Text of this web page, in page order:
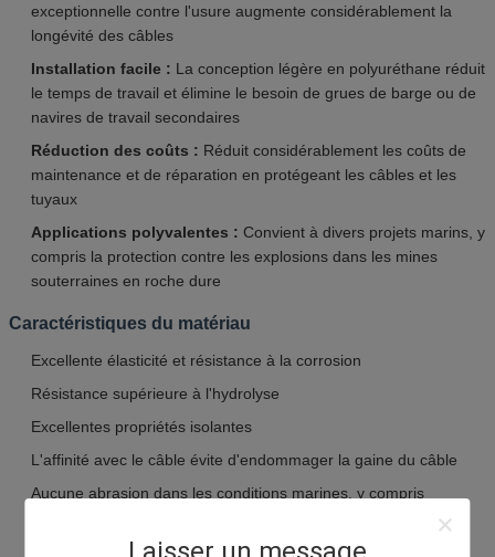
exceptionnelle contre l'usure augmente considérablement la
longévité des câbles
Installation facile : La conception légère en polyuréthane réduit
le temps de travail et élimine le besoin de grues de barge ou de
navires de travail secondaires
Réduction des coûts : Réduit considérablement les coûts de
maintenance et de réparation en protégeant les câbles et les
tuyaux
Applications polyvalentes : Convient à divers projets marins, y
compris la protection contre les explosions dans les mines
souterraines en roche dure
Caractéristiques du matériau
Excellente élasticité et résistance à la corrosion
Résistance supérieure à l'hydrolyse
Excellentes propriétés isolantes
L'affinité avec le câble évite d'endommager la gaine du câble
Aucune abrasion dans les conditions marines, y compris
Durabilité dépassant 50 ans dans les environnements sous-